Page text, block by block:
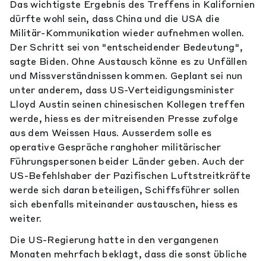
Das wichtigste Ergebnis des Treffens in Kalifornien
dürfte wohl sein, dass China und die USA die
Militär-Kommunikation wieder aufnehmen wollen.
Der Schritt sei von "entscheidender Bedeutung",
sagte Biden. Ohne Austausch könne es zu Unfällen
und Missverständnissen kommen. Geplant sei nun
unter anderem, dass US-Verteidigungsminister
Lloyd Austin seinen chinesischen Kollegen treffen
werde, hiess es der mitreisenden Presse zufolge
aus dem Weissen Haus. Ausserdem solle es
operative Gespräche ranghoher militärischer
Führungspersonen beider Länder geben. Auch der
US-Befehlshaber der Pazifischen Luftstreitkräfte
werde sich daran beteiligen, Schiffsführer sollen
sich ebenfalls miteinander austauschen, hiess es
weiter.
Die US-Regierung hatte in den vergangenen
Monaten mehrfach beklagt, dass die sonst übliche